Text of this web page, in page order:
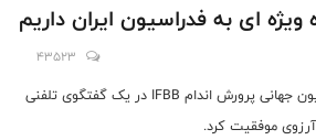
ویژه ای به فدراسیون ایران داریم
43523
رافائل سانتوجا رئیس فدراسیون جهانی پرورش اندام IFBB در یک گفتگوی تلفنی
آرزوی موفقیت کرد.